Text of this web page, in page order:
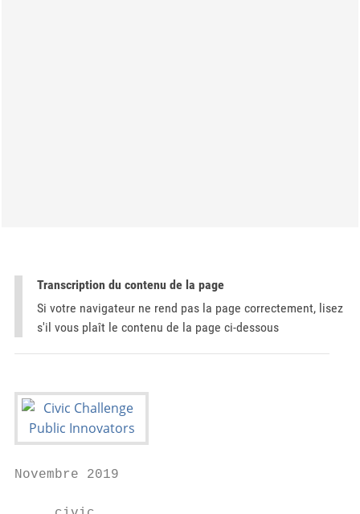
Transcription du contenu de la page
Si votre navigateur ne rend pas la page correctement, lisez
s'il vous plaît le contenu de la page ci-dessous
Novembre 2019